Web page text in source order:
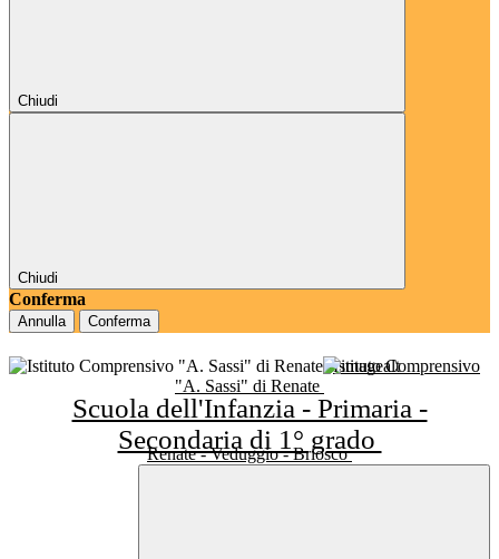
Chiudi
Chiudi
Conferma
Annulla Conferma
Istituto Comprensivo
"A. Sassi" di Renate
Scuola dell'Infanzia - Primaria -
Secondaria di 1° grado
Renate - Veduggio - Briosco